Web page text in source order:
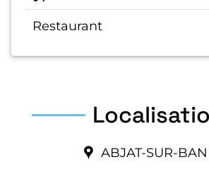
Restaurant
ABJAT-SUR-